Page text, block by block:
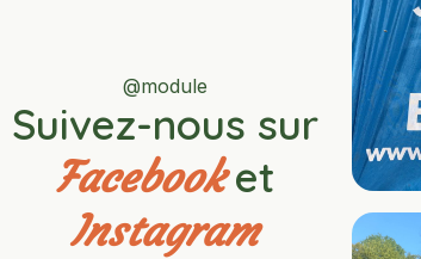
@module
Suivez-nous sur
Facebooket
Instagram